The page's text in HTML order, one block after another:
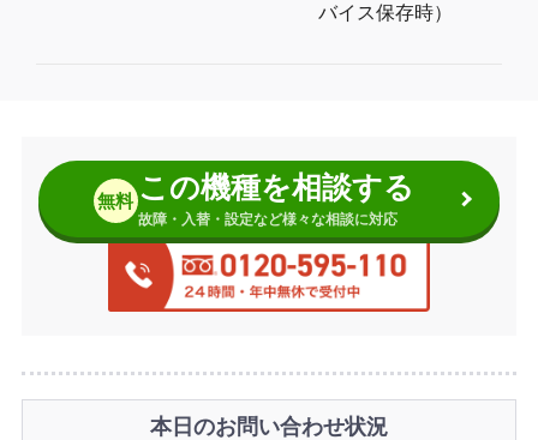
バイス保存時）
無料 この機種を相談する
故障・入替・設定など様々な相談に対応
本日のお問い合わせ状況